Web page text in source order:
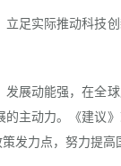
实际推动科技
动能强，在全
主动力。《建议
发力点，努力提高